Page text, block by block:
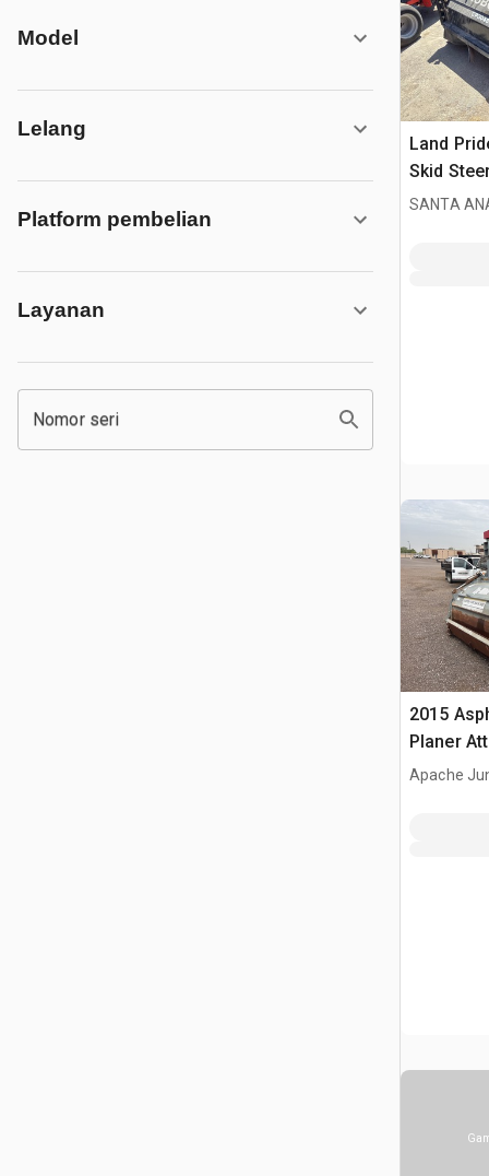
Model
Lelang
Platform pembelian
Layanan
Nomor seri
Land
Skid
SANTA
2015
Planer
Apache